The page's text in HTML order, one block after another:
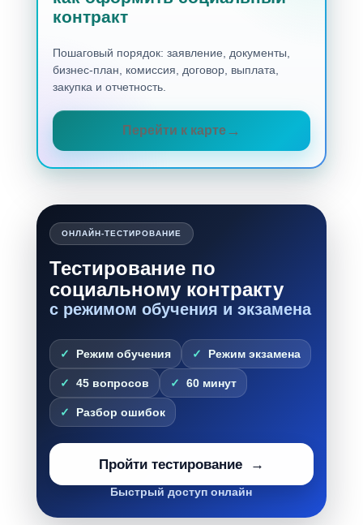
контракт
Пошаговый порядок: заявление, документы,
бизнес-план, комиссия, договор, выплата,
закупка и отчетность.
Перейти к карте
ОНЛАЙН-ТЕСТИРОВАНИЕ
Тестирование по
социальному контракту
с режимом обучения и экзамена
Режим обучения Режим экзамена
45 вопросов 60 минут
Разбор ошибок
Пройти тестирование
Быстрый доступ онлайн